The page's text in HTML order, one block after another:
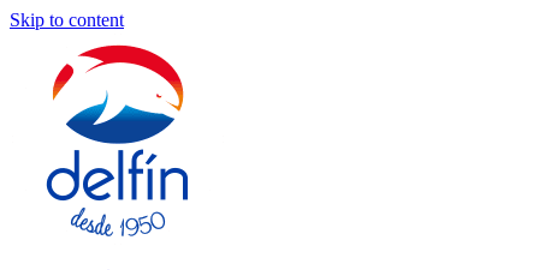
Skip to content